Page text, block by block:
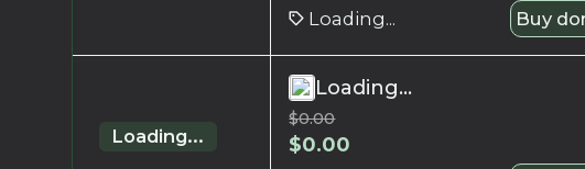
Loading... Buy
Loading...
Loading...
$0.00
$0.00